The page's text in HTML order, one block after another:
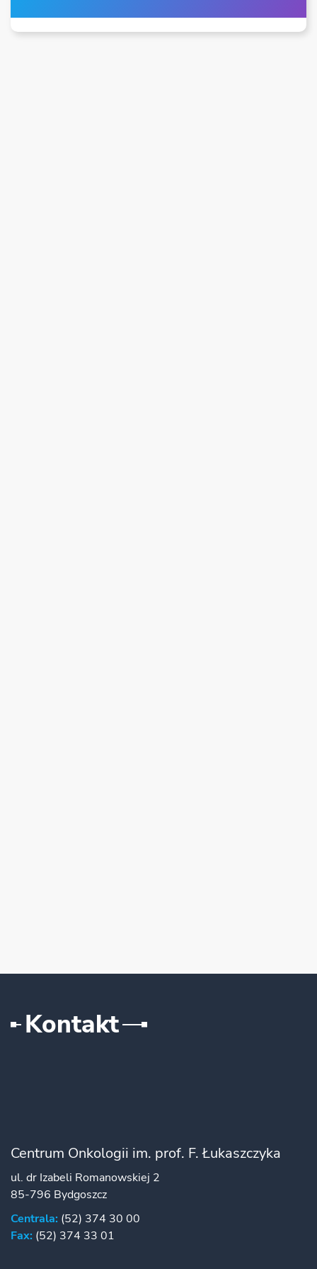
Kontakt
Centrum Onkologii im. prof. F. Łukaszczyka
ul. dr Izabeli Romanowskiej 2
85-796 Bydgoszcz
Centrala: (52) 374 30 00
Fax: (52) 374 33 01